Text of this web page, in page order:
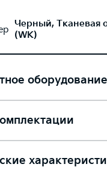
Черный, Тканевая
(WK)
оборудование